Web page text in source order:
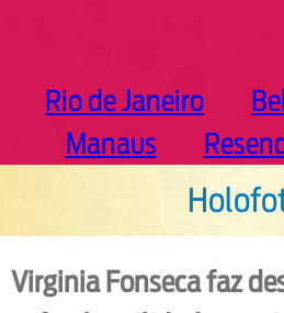
Rio de Janeiro
Manaus
Virginia Fonseca faz